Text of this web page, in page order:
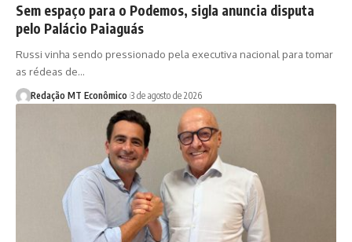
Sem espaço para o Podemos, sigla anuncia disputa
pelo Palácio Paiaguás
Russi vinha sendo pressionado pela executiva nacional para tomar
as rédeas de…
Redação MT Econômico 3 de agosto de 2026